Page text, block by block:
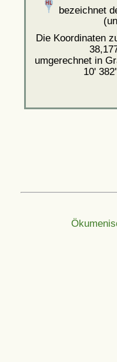
bezeichnet
Die Koordinaten
umgerechnet in
10'